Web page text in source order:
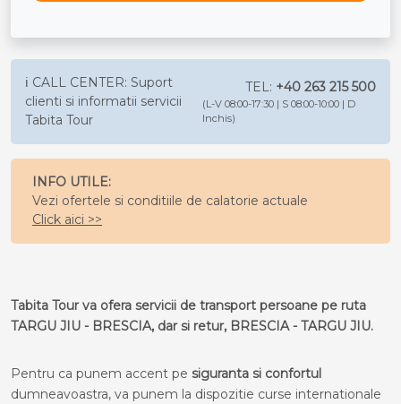
ℹ️ CALL CENTER: Suport
clienti si informatii servicii
Tabita Tour
TEL: +40 263 215 500
(L-V 08:00-17:30 | S 08:00-10:00 | D
Inchis)
INFO UTILE:
Vezi ofertele si conditiile de calatorie actuale
Click aici >>
Tabita Tour va ofera servicii de transport persoane pe ruta
TARGU JIU - BRESCIA, dar si retur, BRESCIA - TARGU JIU.
Pentru ca punem accent pe siguranta si confortul
dumneavoastra, va punem la dispozitie curse internationale